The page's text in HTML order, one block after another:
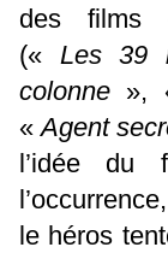
des films
(« Les 39
colonne »,
«Agent
l’idée du
le héros